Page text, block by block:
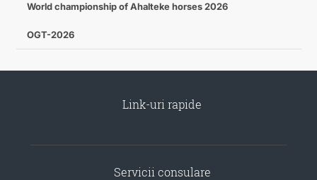
World championship of Ahalteke horses 2026
OGT-2026
Link-uri rapide
Servicii consulare